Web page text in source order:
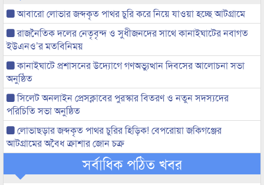
আবারো লোভার জব্দকৃত পাথর চুরি করে নিয়ে যাওয়া হচ্ছে আটগ্রামে
রাজনৈতিক দলের নেতৃবৃন্দ ও সুধীজনদের সাথে কানাইঘাটের নবাগত
ইউএনও’র মতবিনিময়
কানাইঘাটে প্রশাসনের উদ্যোগে গণঅভ্যুত্থান দিবসের আলোচনা সভা
অনুষ্ঠিত
সিলেট অনলাইন প্রেসক্লাবের পুরস্কার বিতরণ ও নতুন সদস্যদের
পরিচিতি সভা অনুষ্ঠিত
লোভাছড়ার জব্দকৃত পাথর চুরির হিড়িক! বেপরোয়া জকিগঞ্জের
আটগ্রামের অবৈধ ক্রাশার জোন চক্র
সর্বাধিক পঠিত খবর